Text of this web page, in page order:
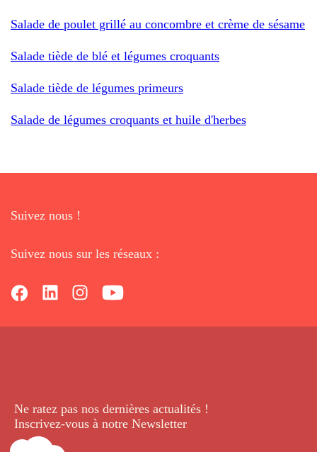
Salade de poulet grillé au concombre et crème de sésame
Salade tiède de blé et légumes croquants
Salade tiède de légumes primeurs
Salade de légumes croquants et huile d'herbes
Suivez nous !
Suivez nous sur les réseaux :
Ne ratez pas nos dernières actualités !
Inscrivez-vous à notre Newsletter.